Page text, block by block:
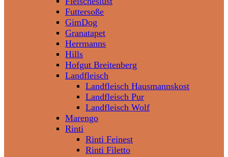
Futtersoße
GimDog
Granatapet
Herrmanns
Hills
Hofgut Breitenberg
Landfleisch
Landfleisch Hausmannskost
Landfleisch Pur
Landfleisch Wolf
Marengo
Rinti
Rinti Feinest
Rinti Filetto